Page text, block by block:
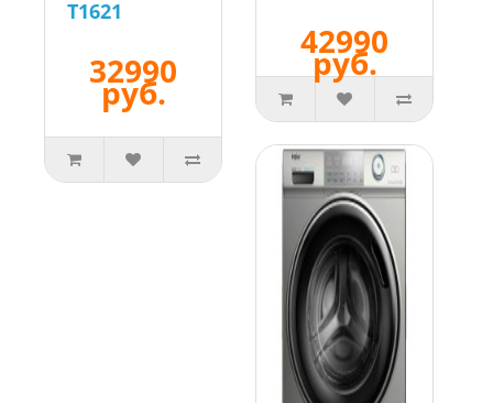
T1621
32990
руб.
42990
руб.